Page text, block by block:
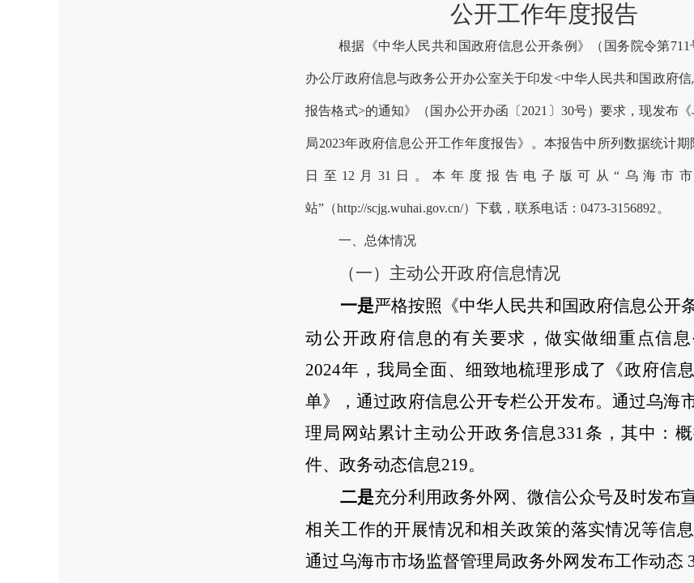
公开工作年度报告
根据《中华人民共和国政府信息公开条例》（国务院令第
办公厅政府信息与政务公开办公室关于印发<中华人民共和国政府
报告格式>的通知》（国办公开办函〔2021〕30号）要求，现发布《
局2023年政府信息公开工作年度报告》。本报告中所列数据统计期
日至12月31日。本年度报告电子版可从“ 乌海市
站”（http://scjg.wuhai.gov.cn/）下载，联系电话： 0473-3156892 。
一、总体情况
（一）主动公开政府信息情况
一是严格按照《中华人民共和国政府信息公开
动公开政府信息的有关要求，做实做细重点信息
2024年，我局全面、细致地梳理形成了《政府信
单》，通过政府信息公开专栏公开发布。通过乌海
理局网站累计主动公开政务信息331 条，其中：
件、政务动态信息219。
二是充分利用政务外网、微信公众号及时发布
相关工作的开展情况和相关政策的落实情况等信
通过乌海市市场监督管理局政务外网发布工作动态